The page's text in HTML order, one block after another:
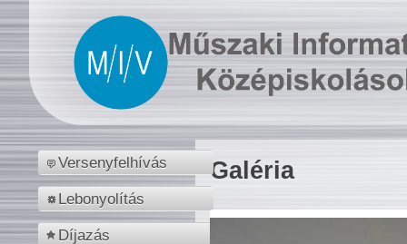
Versenyfelhívás
Lebonyolítás
Díjazás
Galéria